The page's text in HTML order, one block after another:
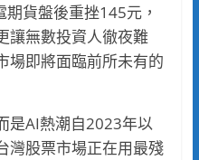
貨盤後重挫145元，
讓無數投資人徹夜難
場即將面臨前所未有的
是AI熱潮自2023年以
灣股票市場正在用最殘